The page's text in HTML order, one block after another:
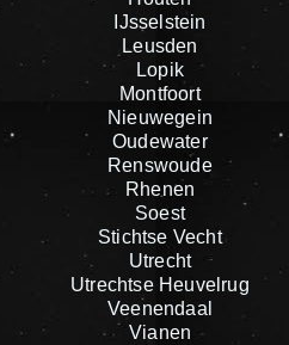
IJsselstein
Leusden
Lopik
Montfoort
Nieuwegein
Oudewater
Renswoude
Rhenen
Soest
Stichtse Vecht
Utrecht
Utrechtse Heuvelrug
Veenendaal
Vianen